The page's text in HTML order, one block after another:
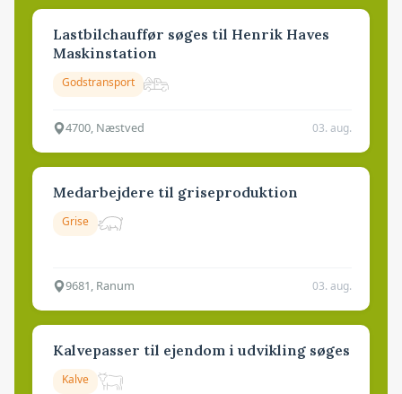
Lastbilchauffør søges til Henrik Haves
Maskinstation
Godstransport
4700, Næstved 03. aug.
Medarbejdere til griseproduktion
Grise
9681, Ranum 03. aug.
Kalvepasser til ejendom i udvikling søges
Kalve